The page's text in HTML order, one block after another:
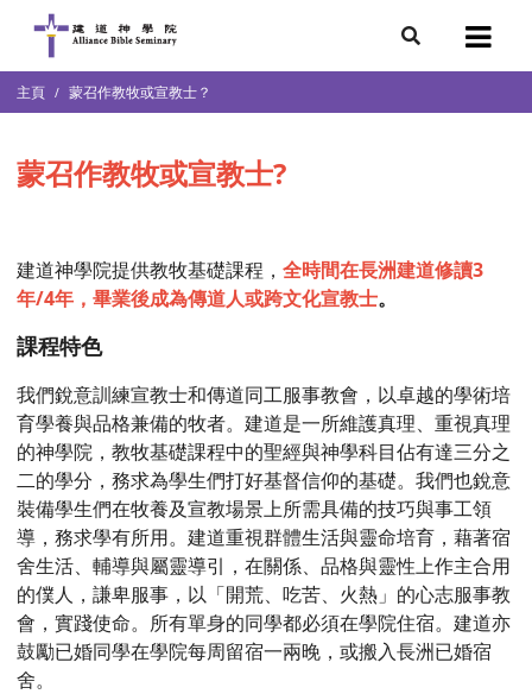
學院
化研究中心
主頁 蒙召作教牧或宣教士？
蒙召作教牧或宣教士?
建道神學院提供教牧基礎課程， 全時間在長洲建道修讀3
年/4年，畢業後成為傳道人或跨文化宣教士。
課程特色
我們銳意訓練宣教士和傳道同工服事教會，以卓越的學術培
育學養與品格兼備的牧者。建道是一所維護真理、重視真理
的神學院，教牧基礎課程中的聖經與神學科目佔有達三分之
二的學分，務求為學生們打好基督信仰的基礎。我們也銳意
裝備學生們在牧養及宣教場景上所需具備的技巧與事工領
導，務求學有所用。建道重視群體生活與靈命培育，藉著宿
舍生活、輔導與屬靈導引，在關係、品格與靈性上作主合用
的僕人，謙卑服事，以「開荒、吃苦、火熱」的心志服事教
會，實踐使命。所有單身的同學都必須在學院住宿。建道亦
鼓勵已婚同學在學院每周留宿一兩晚，或搬入長洲已婚宿
舍。